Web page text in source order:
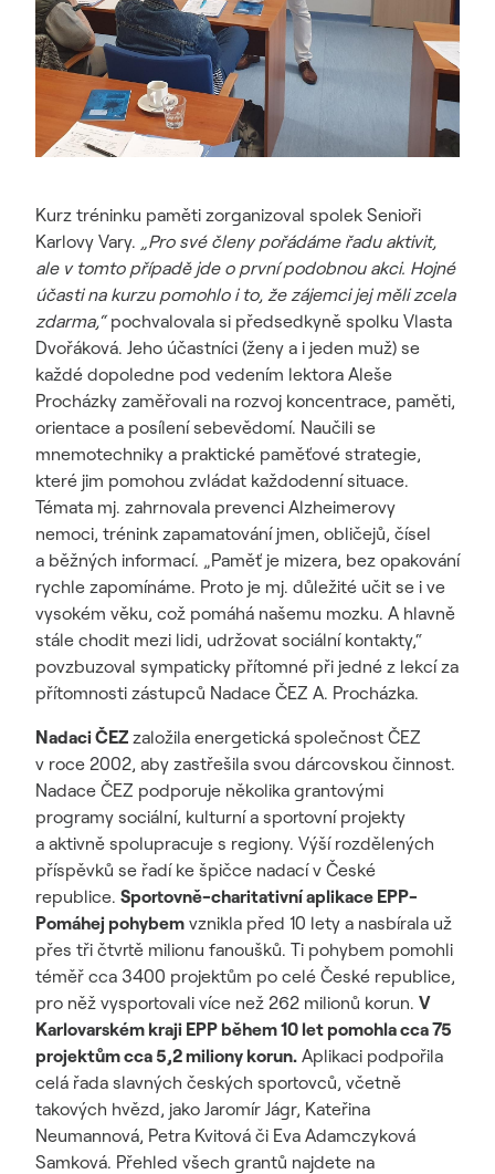
Kurz tréninku paměti zorganizoval spolek Senioři
Karlovy Vary. „Pro své členy pořádáme řadu aktivit,
ale v tomto případě jde o první podobnou akci. Hojné
účasti na kurzu pomohlo i to, že zájemci jej měli zcela
zdarma,“pochvalovala si předsedkyně spolku Vlasta
Dvořáková. Jeho účastníci (ženy a i jeden muž) se
každé dopoledne pod vedením lektora Aleše
Procházky zaměřovali na rozvoj koncentrace, paměti,
orientace a posílení sebevědomí. Naučili se
mnemotechniky a praktické paměťové strategie,
které jim pomohou zvládat každodenní situace.
Témata mj. zahrnovala prevenci Alzheimerovy
nemoci, trénink zapamatování jmen, obličejů, čísel
a běžných informací. „Paměť je mizera, bez opakování
rychle zapomínáme. Proto je mj. důležité učit se i ve
vysokém věku, což pomáhá našemu mozku. A hlavně
stále chodit mezi lidi, udržovat sociální kontakty,“
povzbuzoval sympaticky přítomné při jedné z lekcí za
přítomnosti zástupců Nadace ČEZ A. Procházka.
Nadaci ČEZ založila energetická společnost ČEZ
v roce 2002, aby zastřešila svou dárcovskou činnost.
Nadace ČEZ podporuje několika grantovými
programy sociální, kulturní a sportovní projekty
a aktivně spolupracuje s regiony. Výší rozdělených
příspěvků se řadí ke špičce nadací v České
republice. Sportovně-charitativní aplikace EPP-
Pomáhej pohybem vznikla před 10 lety a nasbírala už
přes tři čtvrtě milionu fanoušků. Ti pohybem pomohli
téměř cca 3400 projektům po celé České republice,
pro něž vysportovali více než 262 milionů korun. V
Karlovarském kraji EPP během 10 let pomohla cca 75
projektům cca 5,2 miliony korun. Aplikaci podpořila
celá řada slavných českých sportovců, včetně
takových hvězd, jako Jaromír Jágr, Kateřina
Neumannová, Petra Kvitová či Eva Adamczyková
Samková. Přehled všech grantů najdete na